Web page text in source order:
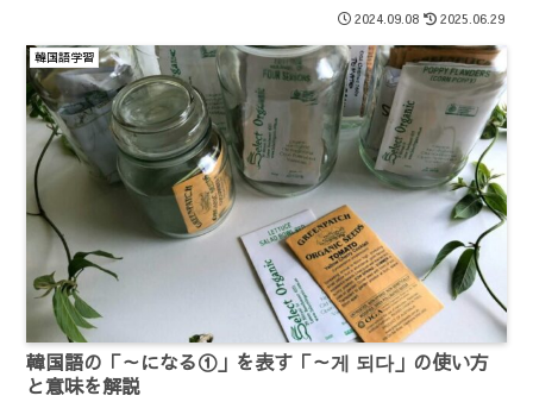
2024.09.08 2025.06.29
韓国語学習
韓国語の「～になる①」を表す「～게 되다」の使い方
と意味を解説